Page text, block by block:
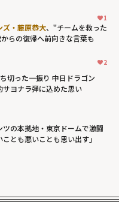
1
ズ・藤原恭大、"チームを救った
らの復帰へ前向きな言葉も
2
切った一振り 中日ドラゴン
サヨナラ弾に込めた思い
ツの本拠地・東京ドームで激闘
とも悪いことも思い出す」